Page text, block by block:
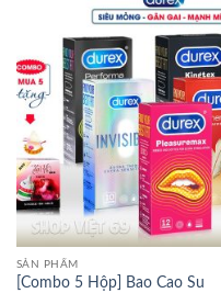
SẢN PHẨM
[Combo 5 Hộp] Bao Cao Su